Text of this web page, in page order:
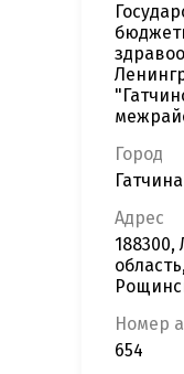
Город
Гатчина
Адрес
188300,
Номер
654